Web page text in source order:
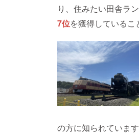
り、住みたい田舎ラ
7位を獲得しているこ
の方に知られていま